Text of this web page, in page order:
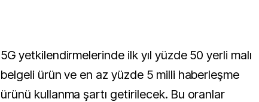
5G yetkilendirmelerinde ilk yıl yüzde 50 yerli malı
belgeli ürün ve en az yüzde 5 milli haberleşme
ürünü kullanma şartı getirilecek. Bu oranlar